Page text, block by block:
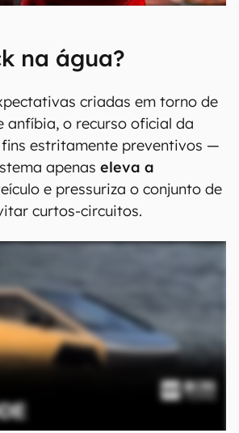
na água?
criadas em torno de
anfíbia, o recurso oficial da
estritamente preventivos —
apenas eleva a
e pressuriza o conjunto de
curtos-circuitos.